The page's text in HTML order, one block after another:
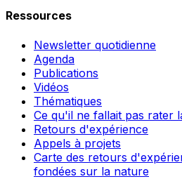
Ressources
Newsletter quotidienne
Agenda
Publications
Vidéos
Thématiques
Ce qu'il ne fallait pas rater
Retours d'expérience
Appels à projets
Carte des retours
fondées sur la nature